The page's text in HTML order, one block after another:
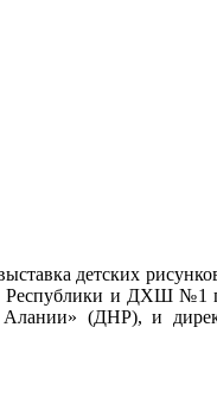
детских рисунков
Республики и ДХШ №1
Алании» (ДНР), и